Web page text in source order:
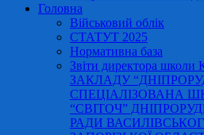
Головна
Військовий облік
СТАТУТ 2025
Нормативна база
Звіти директора
ЗАКЛАДУ
СПЕЦІАЛІЗОВАНА
“СВІТОЧ”
РАДИ